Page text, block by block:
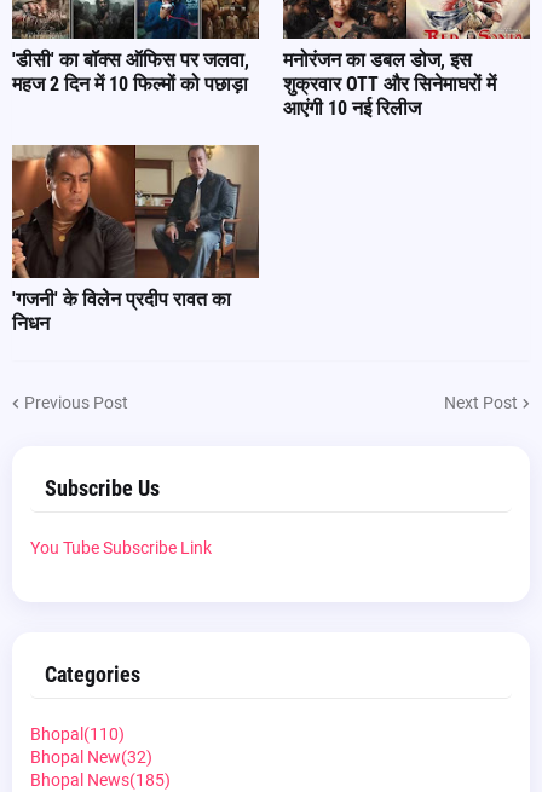
'डीसी' का बॉक्स ऑफिस पर जलवा,
महज 2 दिन में 10 फिल्मों को पछाड़ा
मनोरंजन का डबल डोज, इस
शुक्रवार OTT और सिनेमाघरों में
आएंगी 10 नई रिलीज
'गजनी' के विलेन प्रदीप रावत का
निधन
Previous Post Next Post
Subscribe Us
You Tube Subscribe Link
Categories
Bhopal (110)
Bhopal New(32)
Bhopal News(185)